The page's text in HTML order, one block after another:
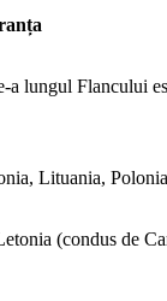
lungul Flancului
Lituania,
(condus de